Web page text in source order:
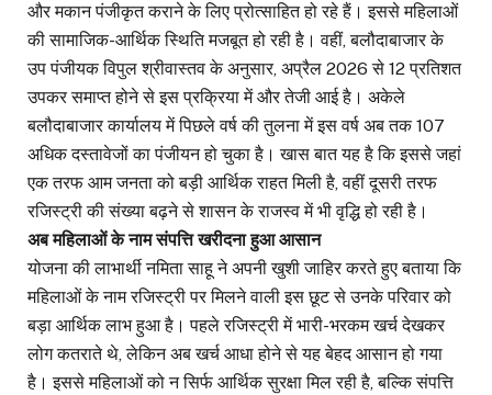
और मकान पंजीकृत कराने के लिए प्रोत्साहित हो रहे हैं। इससे महिलाओं
की सामाजिक-आर्थिक स्थिति मजबूत हो रही है। वहीं, बलौदाबाजार के
उप पंजीयक विपुल श्रीवास्तव के अनुसार, अप्रैल 2026 से 12 प्रतिशत
उपकर समाप्त होने से इस प्रक्रिया में और तेजी आई है। अकेले
बलौदाबाजार कार्यालय में पिछले वर्ष की तुलना में इस वर्ष अब तक 107
अधिक दस्तावेजों का पंजीयन हो चुका है। खास बात यह है कि इससे जहां
एक तरफ आम जनता को बड़ी आर्थिक राहत मिली है, वहीं दूसरी तरफ
रजिस्ट्री की संख्या बढ़ने से शासन के राजस्व में भी वृद्धि हो रही है।
अब महिलाओं के नाम संपत्ति खरीदना हुआ आसान
योजना की लाभार्थी नमिता साहू ने अपनी खुशी जाहिर करते हुए बताया कि
महिलाओं के नाम रजिस्ट्री पर मिलने वाली इस छूट से उनके परिवार को
बड़ा आर्थिक लाभ हुआ है। पहले रजिस्ट्री में भारी-भरकम खर्च देखकर
लोग कतराते थे, लेकिन अब खर्च आधा होने से यह बेहद आसान हो गया
है। इससे महिलाओं को न सिर्फ आर्थिक सुरक्षा मिल रही है, बल्कि संपत्ति